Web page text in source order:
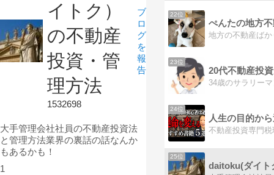
イトク）
の不動産
投資・管
理方法
1532698
ブ
ロ
グ
を
報
告
大手管理会社社員の不動産投資法
と管理方法業界の裏話の話なんか
もあるかも！
1
22位
ぺんたの地方
23位
20代不動産投
24位
人生の目的か
不動産投資専門
25位